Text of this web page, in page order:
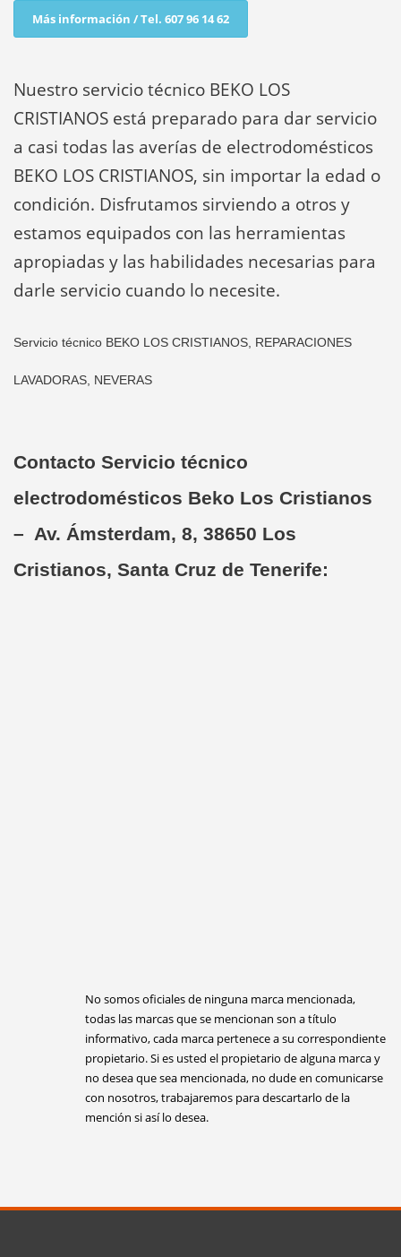
Más información / Tel. 607 96 14 62
Nuestro servicio técnico BEKO LOS
CRISTIANOS está preparado para dar servicio
a casi todas las averías de electrodomésticos
BEKO LOS CRISTIANOS, sin importar la edad o
condición. Disfrutamos sirviendo a otros y
estamos equipados con las herramientas
apropiadas y las habilidades necesarias para
darle servicio cuando lo necesite.
Servicio técnico BEKO LOS CRISTIANOS, REPARACIONES
LAVADORAS, NEVERAS
Contacto Servicio técnico
electrodomésticos Beko Los Cristianos
– Av. Ámsterdam, 8, 38650 Los
Cristianos, Santa Cruz de Tenerife:
No somos oficiales de ninguna marca mencionada,
todas las marcas que se mencionan son a título
informativo, cada marca pertenece a su correspondiente
propietario. Si es usted el propietario de alguna marca y
no desea que sea mencionada, no dude en comunicarse
con nosotros, trabajaremos para descartarlo de la
mención si así lo desea.